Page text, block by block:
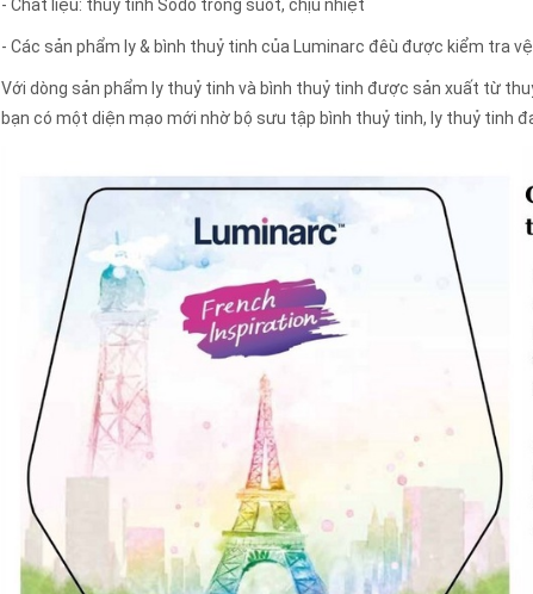
- Chất liệu: thuỷ tinh Sodo trong suốt, chịu nhiệt
- Các sản phẩm ly & bình thuỷ tinh của Luminarc đêù được kiểm tra
Với dòng sản phẩm ly thuỷ tinh và bình thuỷ tinh được sản xuất từ
bạn có một diện mạo mới nhờ bộ sưu tập bình thuỷ tinh, ly thuỷ tinh